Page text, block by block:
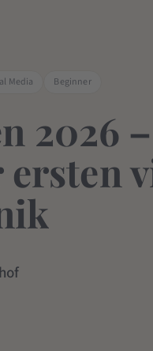
Media Beginner
2026